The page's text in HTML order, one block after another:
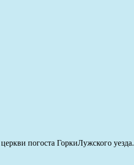
погоста ГоркиЛужского уезда.